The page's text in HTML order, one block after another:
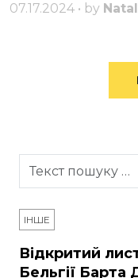
07.17.2024 • by
ІНШЕ
Відкритий
Бельгії Барта